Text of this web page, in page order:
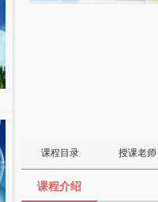
课程目录 授课老师
课程介绍